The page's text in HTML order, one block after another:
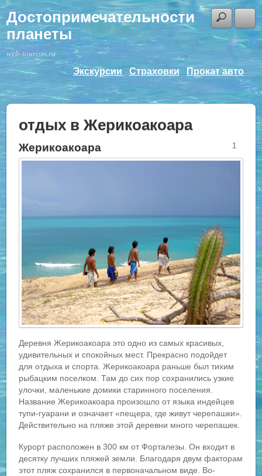
Достопримечательности
планеты
web-tourism.ru
Экскурсии Страховки Прокат авто
отдых в Жерикоакоара
Жерикоакоара
Деревня Жерикоакоара это одно из самых красивых,
удивительных и спокойных мест. Прекрасно подойдет
для отдыха и спорта. Жерикоакоара раньше был тихим
рыбацким поселком. Там до сих пор сохранились узкие
улочки, маленькие домики старинного поселения.
Название Жерикоакоара произошло от языка индейцев
тупи-гуарани и означает «пещера, где живут черепашки».
Действительно на пляже этой деревни много черепашек.
Курорт расположен в 300 км от Форталезы. Он входит в
десятку лучших пляжей земли. Благодаря двум факторам
этот пляж сохранился в первоначальном виде. Во-
1